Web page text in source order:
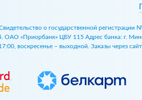
о государственной
«Приорбанк» ЦБУ 115 Адрес банка: г.
воскресенье – выходной. Заказы через